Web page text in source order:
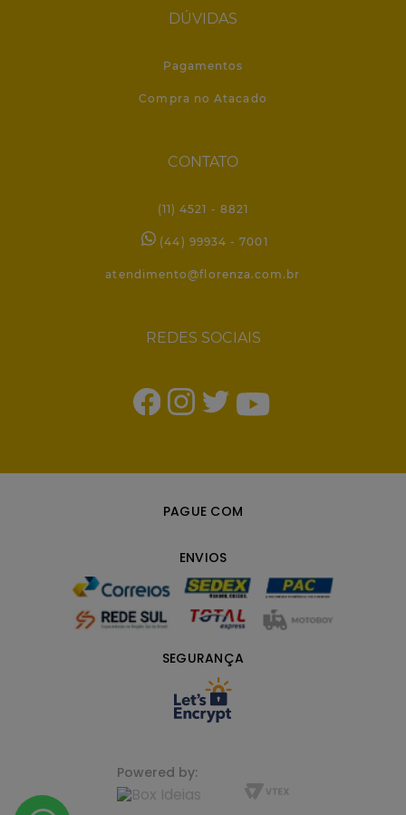
DÚVIDAS
Pagamentos
Compra no Atacado
CONTATO
(11) 4521 - 8821
(44) 99934 - 7001
atendimento@florenza.com.br
REDES SOCIAIS
PAGUE COM
ENVIOS
SEGURANÇA
Powered by: